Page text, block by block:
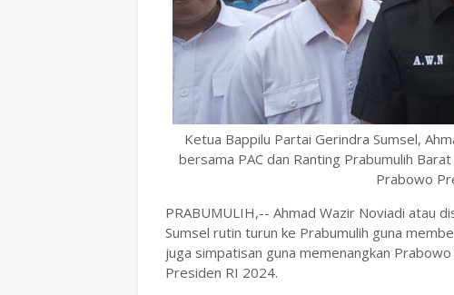
Ketua Bappilu Partai Gerindra Sumsel,
bersama PAC dan Ranting Prabumulih
Prabowo
PRABUMULIH,-- Ahmad Wazir Noviadi atau
Sumsel rutin turun ke Prabumulih guna
juga simpatisan guna memenangkan
Presiden RI 2024.